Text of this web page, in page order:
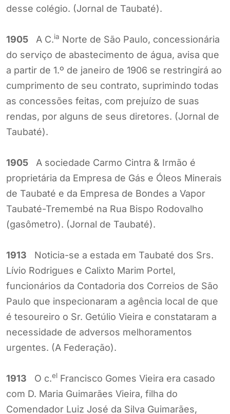
desse colégio. (Jornal de Taubaté).
1905 A C.ia Norte de São Paulo, concessionária
do serviço de abastecimento de água, avisa que
a partir de 1.º de janeiro de 1906 se restringirá ao
cumprimento de seu contrato, suprimindo todas
as concessões feitas, com prejuízo de suas
rendas, por alguns de seus diretores. (Jornal de
Taubaté).
1905 A sociedade Carmo Cintra & Irmão é
proprietária da Empresa de Gás e Óleos Minerais
de Taubaté e da Empresa de Bondes a Vapor
Taubaté-Tremembé na Rua Bispo Rodovalho
(gasômetro). (Jornal de Taubaté).
1913 Noticia-se a estada em Taubaté dos Srs.
Lívio Rodrigues e Calixto Marim Portel,
funcionários da Contadoria dos Correios de São
Paulo que inspecionaram a agência local de que
é tesoureiro o Sr. Getúlio Vieira e constataram a
necessidade de adversos melhoramentos
urgentes. (A Federação).
1913 O c.el Francisco Gomes Vieira era casado
com D. Maria Guimarães Vieira, filha do
Comendador Luiz José da Silva Guimarães,